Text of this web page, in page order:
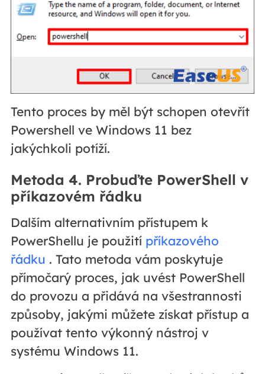
Tento proces by měl být schopen otevřít
Powershell ve Windows 11 bez
jakýchkoli potíží.
Metoda 4. Probuďte PowerShell v
příkazovém řádku
Dalším alternativním přístupem k
PowerShellu je použití příkazového
řádku . Tato metoda vám poskytuje
přímočarý proces, jak uvést PowerShell
do provozu a přidává na všestrannosti
způsoby, jakými můžete získat přístup a
používat tento výkonný nástroj v
systému Windows 11.